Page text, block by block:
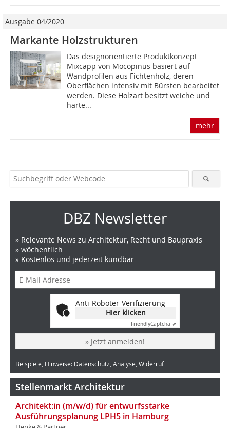
Ausgabe 04/2020
Markante Holzstrukturen
Das designorientierte Produktkonzept
Mixcapp von Mocopinus basiert auf
Wandprofilen aus Fichtenholz, deren
Oberflächen intensiv mit Bürsten bearbeitet
werden. Diese Holzart besitzt weiche und
harte...
mehr
DBZ Newsletter
» Relevante News zu Architektur, Recht und Baupraxis
» wöchentlich
» Kostenlos und jederzeit kündbar
Anti-Roboter-Verifizierung
Hier klicken
FriendlyCaptcha ⇗
» Jetzt anmelden!
Beispiele, Hinweise: Datenschutz, Analyse, Widerruf
Stellenmarkt Architektur
Architekt:in (m/w/d) für entwurfsstarke
Ausführungsplanung LPH5 in Hamburg